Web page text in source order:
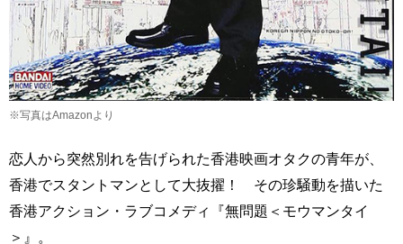
※写真はAmazonより
恋人から突然別れを告げられた香港映画オタクの青年が、
香港でスタントマンとして大抜擢！ その珍騒動を描いた
香港アクション・ラブコメディ『無問題＜モウマンタイ
＞』。